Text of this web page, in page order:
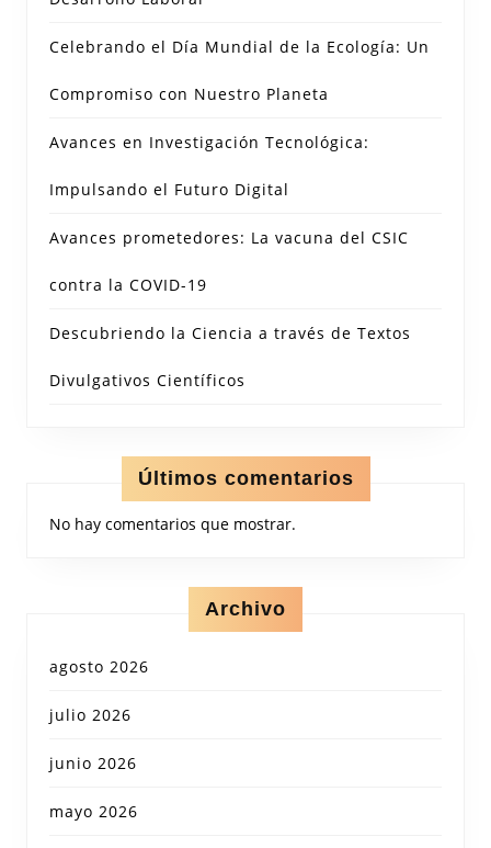
Celebrando el Día Mundial de la Ecología: Un
Compromiso con Nuestro Planeta
Avances en Investigación Tecnológica:
Impulsando el Futuro Digital
Avances prometedores: La vacuna del CSIC
contra la COVID-19
Descubriendo la Ciencia a través de Textos
Divulgativos Científicos
Últimos comentarios
No hay comentarios que mostrar.
Archivo
agosto 2026
julio 2026
junio 2026
mayo 2026